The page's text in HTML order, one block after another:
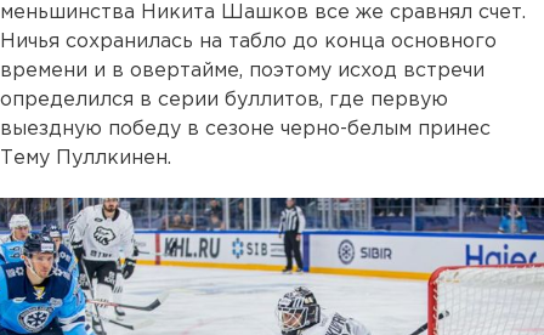
меньшинства Никита Шашков все же сравнял счет.
Ничья сохранилась на табло до конца основного
времени и в овертайме, поэтому исход встречи
определился в серии буллитов, где первую
выездную победу в сезоне черно-белым принес
Тему Пуллкинен.